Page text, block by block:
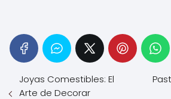
Joyas Comestibles: El
Arte de Decorar